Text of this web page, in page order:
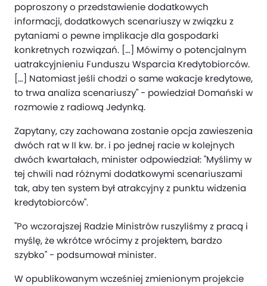
poproszony o przedstawienie dodatkowych
informacji, dodatkowych scenariuszy w związku z
pytaniami o pewne implikacje dla gospodarki
konkretnych rozwiązań. […] Mówimy o potencjalnym
uatrakcyjnieniu Funduszu Wsparcia Kredytobiorców.
[…] Natomiast jeśli chodzi o same wakacje kredytowe,
to trwa analiza scenariuszy" - powiedział Domański w
rozmowie z radiową Jedynką.
Zapytany, czy zachowana zostanie opcja zawieszenia
dwóch rat w II kw. br. i po jednej racie w kolejnych
dwóch kwartałach, minister odpowiedział: "Myślimy w
tej chwili nad różnymi dodatkowymi scenariuszami
tak, aby ten system był atrakcyjny z punktu widzenia
kredytobiorców".
"Po wczorajszej Radzie Ministrów ruszyliśmy z pracą i
myślę, że wkrótce wrócimy z projektem, bardzo
szybko" - podsumował minister.
W opublikowanym wcześniej zmienionym projekcie